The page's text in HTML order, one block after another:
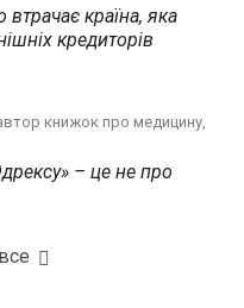
країна, яка
кредиторів
книжок про медицину,
– це не про